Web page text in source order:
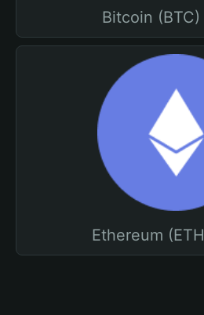
Bitcoin
Ethereum